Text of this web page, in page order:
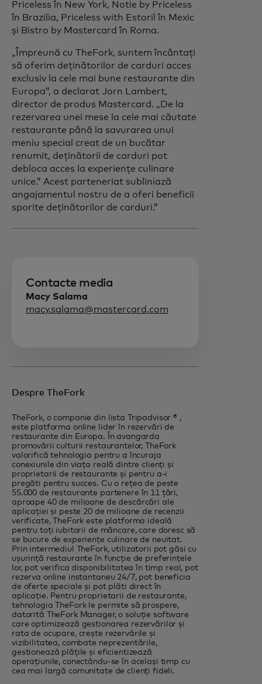
Priceless în New York, Notie by Priceless
în Brazilia, Priceless with Estoril în Mexic
și Bistro by Mastercard în Roma.
„Împreună cu TheFork, suntem încântați
să oferim deținătorilor de carduri acces
exclusiv la cele mai bune restaurante din
Europa”, a declarat Jorn Lambert,
director de produs Mastercard. „De la
rezervarea unei mese la cele mai căutate
restaurante până la savurarea unui
meniu special creat de un bucătar
renumit, deținătorii de carduri pot
debloca acces la experiențe culinare
unice.” Acest parteneriat subliniază
angajamentul nostru de a oferi beneficii
sporite deținătorilor de carduri.”
Contacte media
Macy Salama
macy.salama@mastercard.com
Despre TheFork
TheFork, o companie din lista Tripadvisor ® ,
este platforma online lider în rezervări de
restaurante din Europa. În avangarda
promovării culturii restaurantelor, TheFork
valorifică tehnologia pentru a încuraja
conexiunile din viața reală dintre clienți și
proprietarii de restaurante și pentru a-i
pregăti pentru succes. Cu o rețea de peste
55.000 de restaurante partenere în 11 țări,
aproape 40 de milioane de descărcări ale
aplicației și peste 20 de milioane de recenzii
verificate, TheFork este platforma ideală
pentru toți iubitorii de mâncare, care doresc să
se bucure de experiențe culinare de neuitat.
Prin intermediul TheFork, utilizatorii pot găsi cu
ușurință restaurante în funcție de preferințele
lor, pot verifica disponibilitatea în timp real, pot
rezerva online instantaneu 24/7, pot beneficia
de oferte speciale și pot plăti direct în
aplicație. Pentru proprietarii de restaurante,
tehnologia TheFork le permite să prospere,
datorită TheFork Manager, o soluție software
care optimizează gestionarea rezervărilor și
rata de ocupare, crește rezervările și
vizibilitatea, combate neprezentările,
gestionează plățile și eficientizează
operațiunile, conectându-se în același timp cu
cea mai largă comunitate de clienți fideli.